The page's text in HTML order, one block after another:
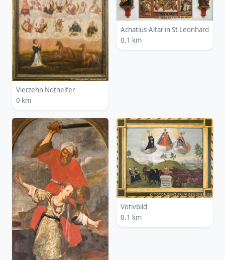
Vierzehn Nothelfer
0 km
Achatius-Altar in St Leonhard
0.1 km
Votivbild
0.1 km